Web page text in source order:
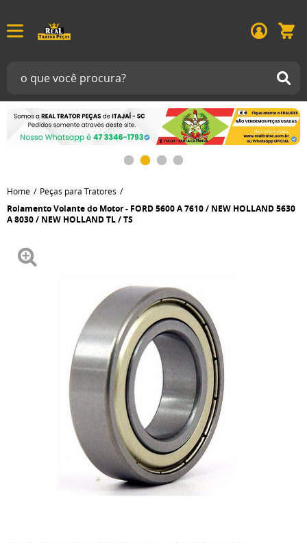
Home Peças para Tratores
Rolamento Volante do Motor - FORD 5600 A 7610 / NEW HOLLAND 5630
A 8030 / NEW HOLLAND TL / TS